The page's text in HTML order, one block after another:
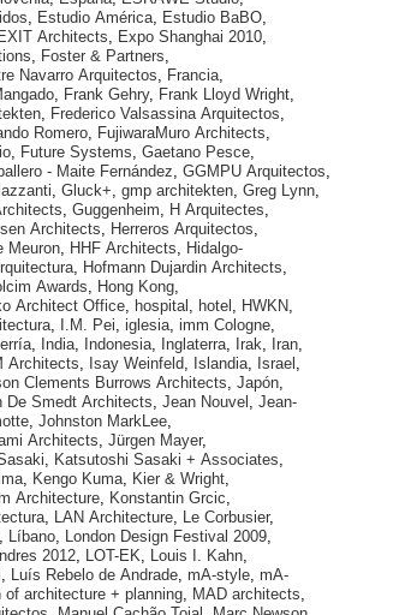
, Estudio América, Estudio BaBO,
EXIT Architects, Expo Shanghai 2010,
, Foster & Partners,
Navarro Arquitectos, Francia,
, Frank Gehry, Frank Lloyd Wright,
, Frederico Valsassina Arquitectos,
Romero, FujiwaraMuro Architects,
, Future Systems, Gaetano Pesce,
- Maite Fernández, GGMPU Arquitectos,
, Gluck+, gmp architekten, Greg Lynn,
, Guggenheim, H Arquitectes,
Architects, Herreros Arquitectos,
Meuron, HHF Architects, Hidalgo-
, Hofmann Dujardin Architects,
Awards, Hong Kong,
Architect Office, hospital , hotel , HWKN,
, I.M. Pei, iglesia, imm Cologne,
, India, Indonesia, Inglaterra, Irak, Iran,
Architects, Isay Weinfeld, Islandia, Israel ,
Clements Burrows Architects, Japón,
De Smedt Architects, Jean Nouvel , Jean-
, Johnston MarkLee,
Architects, Jürgen Mayer,
, Katsutoshi Sasaki + Associates,
, Kengo Kuma, Kier & Wright,
Architecture, Konstantin Grcic,
, LAN Architecture, Le Corbusier,
, Líbano, London Design Festival 2009,
2012, LOT-EK, Louis I. Kahn,
, Luís Rebelo de Andrade, mA-style, mA-
of architecture + planning, MAD architects,